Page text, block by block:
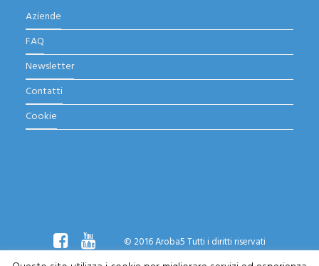
Aziende
FAQ
Newsletter
Contatti
Cookie
© 2016 Aroba5 Tutti i diritti riservati